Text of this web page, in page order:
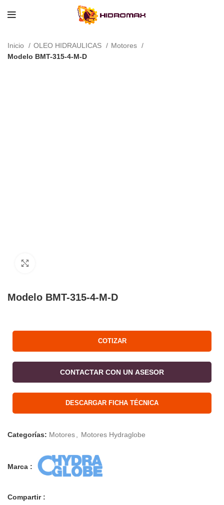
Inicio OLEO HIDRAULICAS
Motores
Modelo BMT-315-4-M-D
Modelo BMT-315-4-M-D
COTIZAR
CONTACTAR CON UN ASESOR
DESCARGAR FICHA TÉCNICA
Categorías: Motores Motores Hydraglobe
Marca :
Compartir :